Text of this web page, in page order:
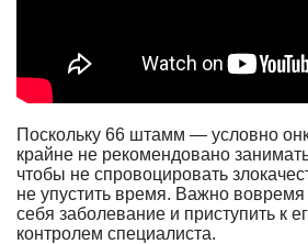
Поскольку 66 штамм — условно
крайне не рекомендовано
чтобы не спровоцировать
не упустить время. Важно вовремя
себя заболевание и приступить к
контролем специалиста.